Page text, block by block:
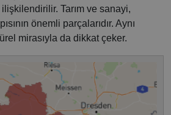
Tarım ve sanayi,
önemli parçalarıdır. Aynı
mirasıyla da dikkat çeker.